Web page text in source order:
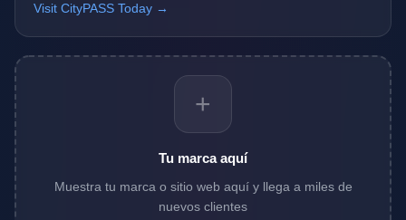
Visit CityPASS Today →
+
Tu marca aquí
Muestra tu marca o sitio web aquí y llega a miles de
nuevos clientes